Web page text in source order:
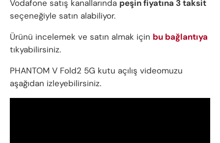
Vodafone satış kanallarında peşin fiyatına 3 taksit
seçeneğiyle satın alabiliyor.
Ürünü incelemek ve satın almak için bu bağlantıya
tıkyabilirsiniz.
PHANTOM V Fold2 5G kutu açılış videomuzu
aşağıdan izleyebilirsiniz.